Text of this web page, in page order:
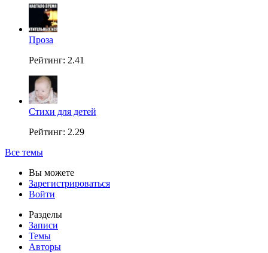
Проза
Рейтинг: 2.41
Стихи для детей
Рейтинг: 2.29
Все темы
Вы можете
Зарегистрироваться
Войти
Разделы
Записи
Темы
Авторы